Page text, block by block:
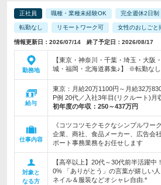
正社員 職種・業種未経験OK 完全週休2日制
転勤なし リモートワーク可 女性のおしごと
情報更新日：2026/07/14 終了予定日：2026/08/17
勤務地
【東京・神奈川・千葉・埼玉・大阪
城・福岡・北海道募集♪】 ※転勤な
給与
東京：月給20万1100円～月給32万
P例 20代／入社3年目(リクルート)月
初年度の年収： 250～437万円
仕事内容
《コツコツモクモクなシンプルワー
企業、商社、食品メーカー、広告会
ポート事務業務をお任せします
対象と
なる方
【高卒以上】20代～30代前半活躍中
0% 「ありがとう」の言葉が嬉しい
ネイル＆服装などオシャレ自由.*